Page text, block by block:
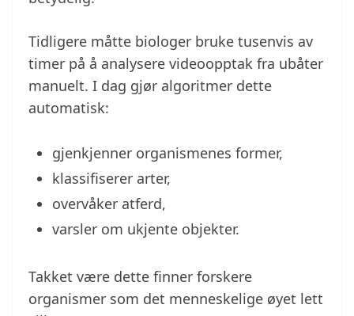
Tidligere måtte biologer bruke tusenvis av
timer på å analysere videoopptak fra ubåter
manuelt. I dag gjør algoritmer dette
automatisk:
gjenkjenner organismenes former,
klassifiserer arter,
overvåker atferd,
varsler om ukjente objekter.
Takket være dette finner forskere
organismer som det menneskelige øyet lett